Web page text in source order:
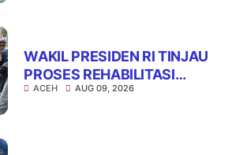
WAKIL PRESIDEN RI TINJAU
PROSES REHABILITASI
JEMBATAN LUMUT,
ACEH AUG 09, 2026